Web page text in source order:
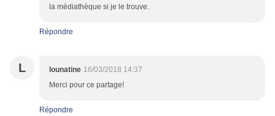
la médiathèque si je le trouve.
Répondre
L lounatine 16/03/2018 14:37
Merci pour ce partage!
Répondre